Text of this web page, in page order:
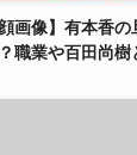
顔画像】有本香
職業や百田尚